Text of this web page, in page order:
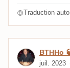
Traduction
Avis deBTHHo
juil. 2023